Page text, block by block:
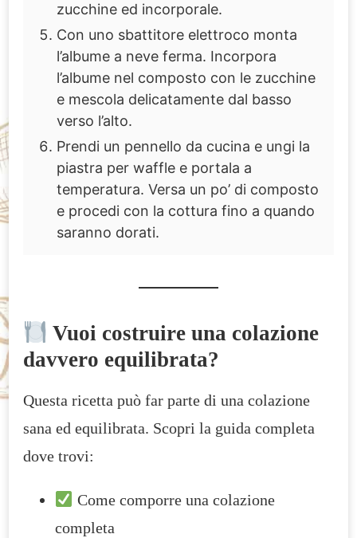
zucchine ed incorporale.
Con uno sbattitore elettroco monta
l’albume a neve ferma. Incorpora
l’albume nel composto con le zucchine
e mescola delicatamente dal basso
verso l’alto.
Prendi un pennello da cucina e ungi la
piastra per waffle e portala a
temperatura. Versa un po’ di composto
e procedi con la cottura fino a quando
saranno dorati.
Vuoi costruire una colazione
davvero equilibrata?
Questa ricetta può far parte di una colazione
sana ed equilibrata. Scopri la guida completa
dove trovi:
Come comporre una colazione
completa